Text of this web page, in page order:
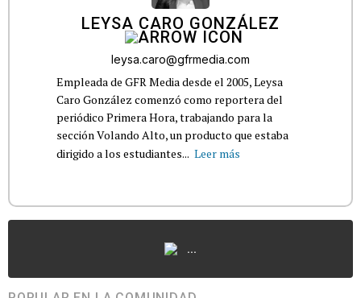
LEYSA CARO GONZÁLEZ
leysa.caro@gfrmedia.com
Empleada de GFR Media desde el 2005, Leysa
Caro González comenzó como reportera del
periódico Primera Hora, trabajando para la
sección Volando Alto, un producto que estaba
dirigido a los estudiantes... Leer más
...